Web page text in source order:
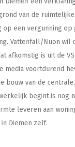
van de
op een vergunning op
Vattenfall/Nuon wil
afkomstig is uit de
media voortdurend
bouw van de
begint is nog
leveren aan
Diemen zelf.